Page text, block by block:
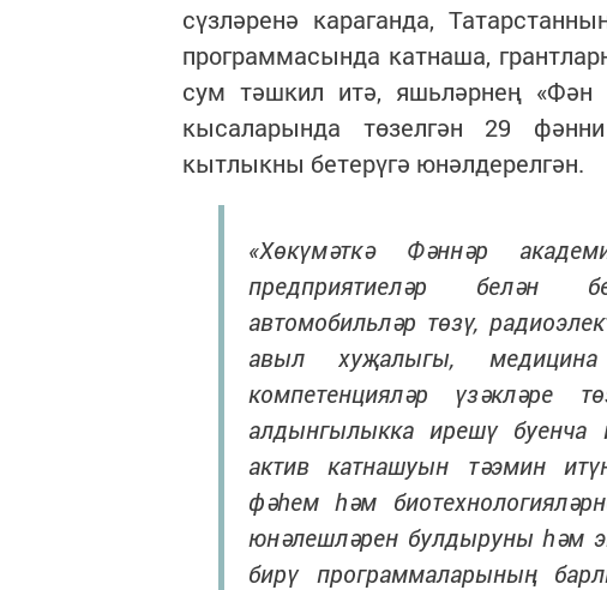
сүзләренә караганда,
программасында катнаша,
сум тәшкил итә, яшьләрнең «Фән
кысаларында төзелгән 29
кытлыкны бетерүгә юнәлдерелгән.
«Хөкүмәткә Фәннәр
предприятиеләр белән
автомобильләр төзү,
авыл хуҗалыгы, медицина
компетенцияләр үзәкләре
алдынгылыкка ирешү буенча
актив катнашуын тәэмин
фәһем һәм
юнәлешләрен булдыруны һәм
бирү программаларының